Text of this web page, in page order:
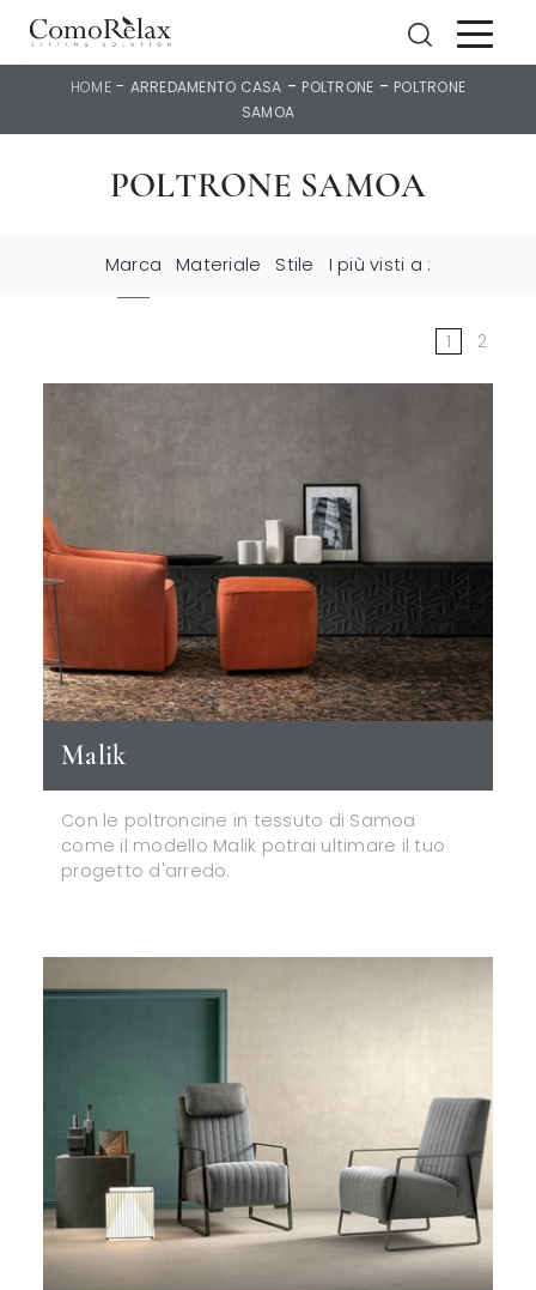
HOME- ARREDAMENTO CASA - POLTRONE - POLTRONE
SAMOA
POLTRONE SAMOA
Marca Materiale Stile I più visti a :
1 2
Malik
Con le poltroncine in tessuto di Samoa
come il modello Malik potrai ultimare il tuo
progetto d'arredo.